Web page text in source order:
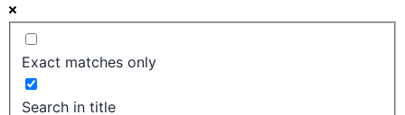
Exact matches only
Search in title